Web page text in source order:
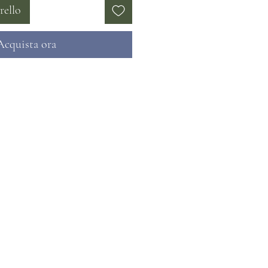
ora